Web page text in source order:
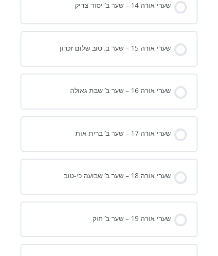
שערי אורה 14 – שער ב’ יסוד צדיק
שערי אורה 15 – שער ב, טוב שלום זכרון
שערי אורה 16 – שער ב’ שבת גאולה
שערי אורה 17 – שער ב’ ברית אות
שערי אורה 18 – שער ב’ שבועה כי-טוב
שערי אורה 19 – שער ב’ חוק